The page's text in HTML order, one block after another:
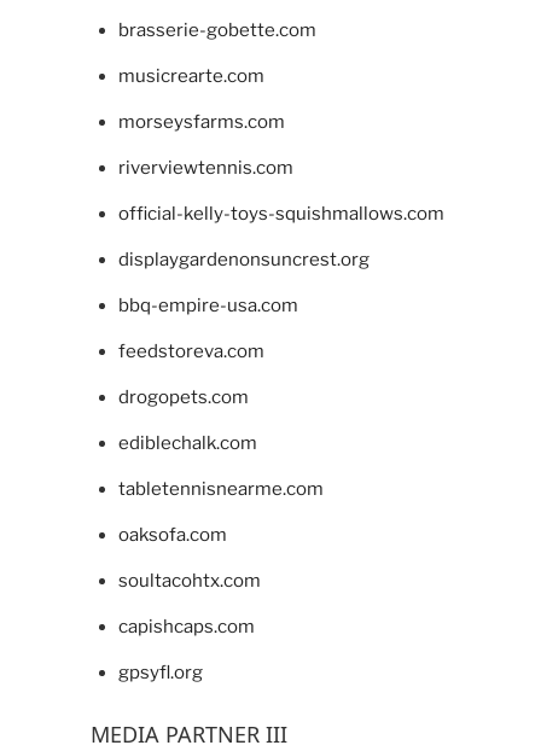
brasserie-gobette.com
musicrearte.com
morseysfarms.com
riverviewtennis.com
official-kelly-toys-squishmallows.com
displaygardenonsuncrest.org
bbq-empire-usa.com
feedstoreva.com
drogopets.com
ediblechalk.com
tabletennisnearme.com
oaksofa.com
soultacohtx.com
capishcaps.com
gpsyfl.org
MEDIA PARTNER III